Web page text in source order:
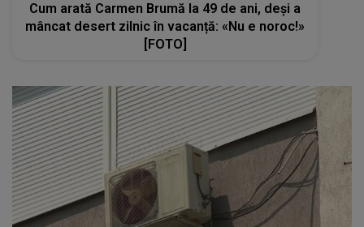
Cum arată Carmen Brumă la 49 de ani, deși a
mâncat desert zilnic în vacanță: «Nu e noroc!»
[FOTO]